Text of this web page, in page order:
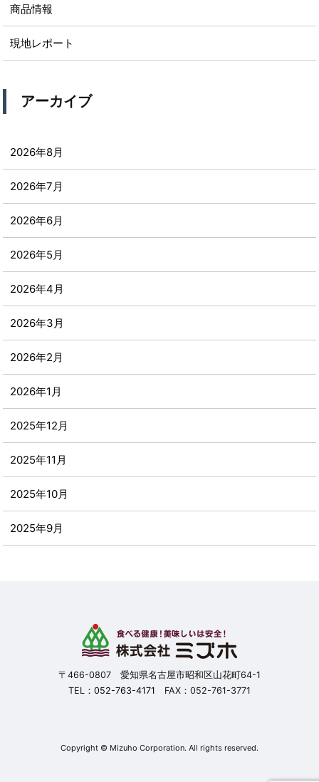
商品情報
現地レポート
アーカイブ
2026年8月
2026年7月
2026年6月
2026年5月
2026年4月
2026年3月
2026年2月
2026年1月
2025年12月
2025年11月
2025年10月
2025年9月
〒466-0807 愛知県名古屋市昭和区山花町64-1
TEL： 052-763-4171 FAX：052-761-3771
Copyright © Mizuho Corporation. All rights reserved.